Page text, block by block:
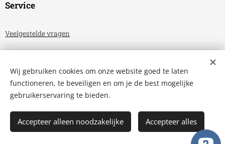
Service
Veelgestelde vragen
Privacyverklaring
Aquariumhuis Friesland Cookies
Wij gebruiken cookies om onze website goed te laten
functioneren, te beveiligen en om je de best mogelijke
gebruikerservaring te bieden.
Accepteer alleen noodzakelijke Accepteer alles